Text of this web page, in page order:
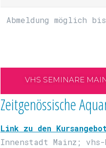
Abmeldung möglich bis
VHS SEMINARE
Zeitgenössische
Link zu den
Innenstadt Mainz; vhs-